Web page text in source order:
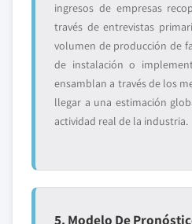
ingresos de empresas
través de entrevistas
volumen de producción de
de instalación o
ensamblan a través de los
llegar a una estimación
actividad real de la industria.
5. Modelo De